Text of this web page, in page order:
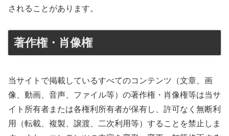
されることがあります。
著作権・肖像権
当サイトで掲載しているすべてのコンテンツ（文章、画
像、動画、音声、ファイル等）の著作権・肖像権等は当サ
イト所有者または各権利所有者が保有し、許可なく無断利
用（転載、複製、譲渡、二次利用等）することを禁止しま